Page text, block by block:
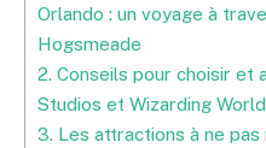
Orlando : un voyage à
Hogsmeade
2. Conseils pour choisir et
Studios et Wizarding
3. Les attractions à ne pas